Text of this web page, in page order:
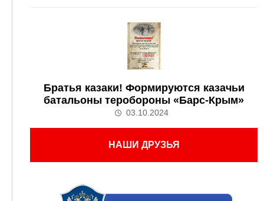
Братья казаки! Формируются казачьи
батальоны теробороны «Барс-Крым»
03.10.2024
НАШИ ДРУЗЬЯ